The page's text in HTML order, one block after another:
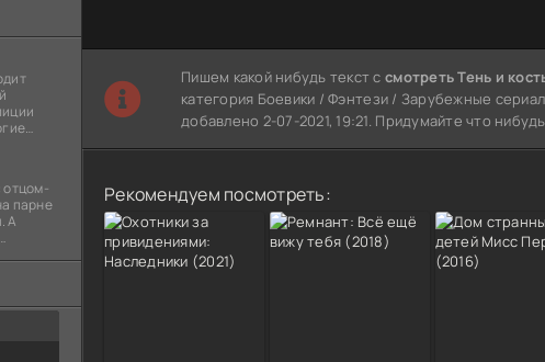
отцом-
парне
А
Пишем какой нибудь текст ссмотреть Тень и
категория Боевики / Фэнтези / Зарубежные
добавлено 2-07-2021, 19:21. Придумайте что
Рекомендуем посмотреть: